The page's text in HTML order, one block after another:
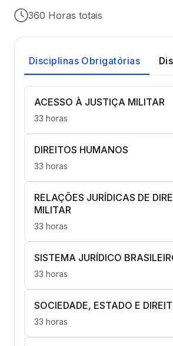
360 Horas totais
Disciplinas Obrigatórias
ACESSO À JUSTIÇA MILITAR
33 horas
DIREITOS HUMANOS
33 horas
RELAÇÕES JURÍDICAS DE
MILITAR
33 horas
SISTEMA JURÍDICO
33 horas
SOCIEDADE, ESTADO E
33 horas